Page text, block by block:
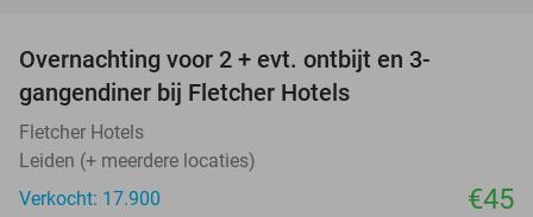
Overnachting voor 2 + evt. ontbijt en 3-
gangendiner bij Fletcher Hotels
Fletcher Hotels
Leiden (+ meerdere locaties)
Verkocht: 17.900
€45